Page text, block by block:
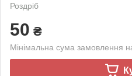
Роздріб
50 ₴
Мінімальна сума замовлення